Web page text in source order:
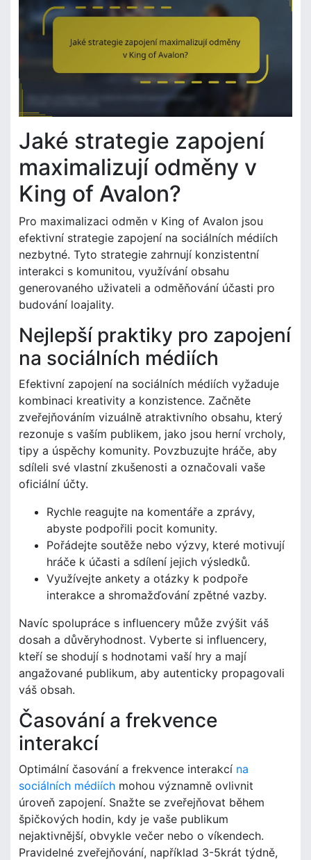
Jaké strategie zapojení
maximalizují odměny v
King of Avalon?
Pro maximalizaci odměn v King of Avalon jsou
efektivní strategie zapojení na sociálních médiích
nezbytné. Tyto strategie zahrnují konzistentní
interakci s komunitou, využívání obsahu
generovaného uživateli a odměňování účasti pro
budování loajality.
Nejlepší praktiky pro zapojení
na sociálních médiích
Efektivní zapojení na sociálních médiích vyžaduje
kombinaci kreativity a konzistence. Začněte
zveřejňováním vizuálně atraktivního obsahu, který
rezonuje s vaším publikem, jako jsou herní vrcholy,
tipy a úspěchy komunity. Povzbuzujte hráče, aby
sdíleli své vlastní zkušenosti a označovali vaše
oficiální účty.
Rychle reagujte na komentáře a zprávy,
abyste podpořili pocit komunity.
Pořádejte soutěže nebo výzvy, které motivují
hráče k účasti a sdílení jejich výsledků.
Využívejte ankety a otázky k podpoře
interakce a shromažďování zpětné vazby.
Navíc spolupráce s influencery může zvýšit váš
dosah a důvěryhodnost. Vyberte si influencery,
kteří se shodují s hodnotami vaší hry a mají
angažované publikum, aby autenticky propagovali
váš obsah.
Časování a frekvence
interakcí
Optimální časování a frekvence interakcí na
sociálních médiích mohou významně ovlivnit
úroveň zapojení. Snažte se zveřejňovat během
špičkových hodin, kdy je vaše publikum
nejaktivnější, obvykle večer nebo o víkendech.
Pravidelné zveřejňování, například 3-5krát týdně,